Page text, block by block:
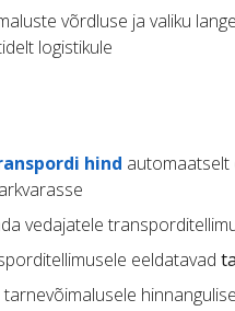
võrdluse ja valiku
logistikule
hind automaatselt
vedajatele
eeldatavad
tarnevõimalusele